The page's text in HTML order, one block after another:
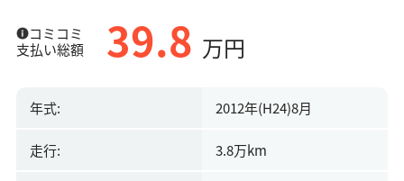
コミコミ
支払い総額
39.8 万円
年式: 2012年(H24)8月
走行: 3.8万km